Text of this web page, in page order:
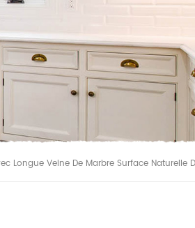
Longue Veine De Marbre Surface Naturelle